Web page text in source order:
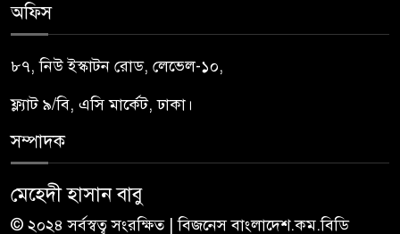
অফিস
৮৭, নিউ ইস্কাটন রোড, লেভেল-১০,
ফ্ল্যাট ৯/বি, এসি মার্কেট, ঢাকা।
সম্পাদক
মেহেদী হাসান বাবু
© ২০২৪ সর্বস্বত্ব সংরক্ষিত | বিজনেস বাংলাদেশ.কম.বিডি